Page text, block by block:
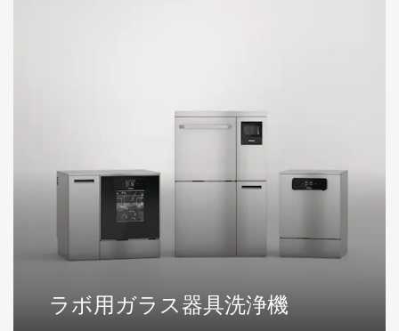
ラボ用ガラス器具洗浄機